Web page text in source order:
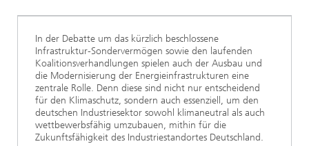
In der Debatte um das kürzlich beschlossene
Infrastruktur-Sondervermögen sowie den laufenden
Koalitionsverhandlungen spielen auch der Ausbau und
die Modernisierung der Energieinfrastrukturen eine
zentrale Rolle. Denn diese sind nicht nur entscheidend
für den Klimaschutz, sondern auch essenziell, um den
deutschen Industriesektor sowohl klimaneutral als auch
wettbewerbsfähig umzubauen, mithin für die
Zukunftsfähigkeit des Industriestandortes Deutschland.